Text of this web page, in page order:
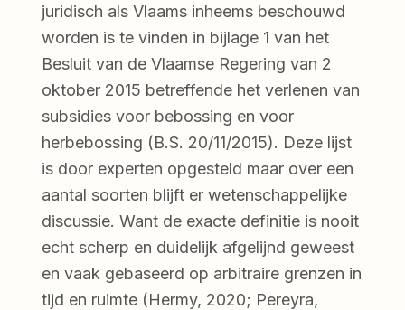
juridisch als Vlaams inheems beschouwd
worden is te vinden in bijlage 1 van het
Besluit van de Vlaamse Regering van 2
oktober 2015 betreffende het verlenen van
subsidies voor bebossing en voor
herbebossing (B.S. 20/11/2015). Deze lijst
is door experten opgesteld maar over een
aantal soorten blijft er wetenschappelijke
discussie. Want de exacte definitie is nooit
echt scherp en duidelijk afgelijnd geweest
en vaak gebaseerd op arbitraire grenzen in
tijd en ruimte (Hermy, 2020; Pereyra,